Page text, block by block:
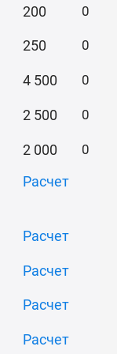
0,65 м
95%
200
250
4 500
2 500
2 000
Расчет
Расчет
Расчет
Расчет
Расчет